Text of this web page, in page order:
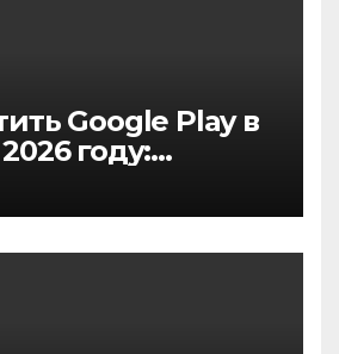
Google Play в
году: